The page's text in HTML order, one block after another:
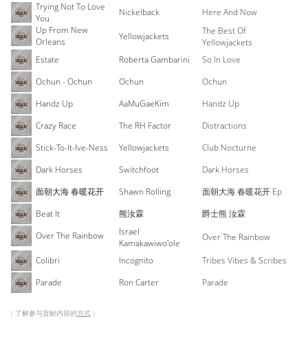
Trying Not To Love
You
Nickelback
Here And Now
Up From New
Orleans
Yellowjackets
The Best Of
Yellowjackets
Estate
Roberta Gambarini
So In Love
Ochun - Ochun
Ochun
Ochun
Handz Up
AaMuGaeKim
Handz Up
Crazy Race
The RH Factor
Distractions
Stick-To-It-Ive-Ness
Yellowjackets
Club Nocturne
Dark Horses
Switchfoot
Dark Horses
面朝大海 春暖花开
Shawn Rolling
面朝大海 春暖花开 Ep
Beat It
熊汝霖
爵士熊 汝霖
Over The Rainbow
Israel
Kamakawiwo'ole
Over The Rainbow
Colibri
Incognito
Tribes Vibes & Scribes
Parade
Ron Carter Parade
( 了解参与贡献内容的方式)